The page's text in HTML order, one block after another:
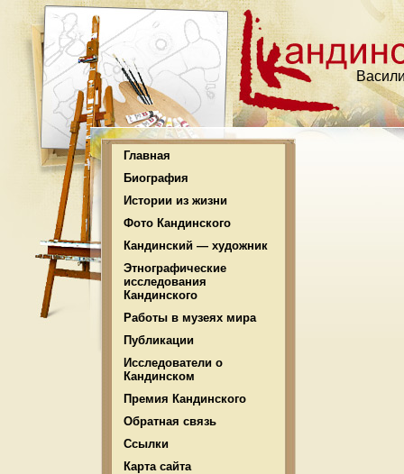
Главная
Биография
Истории из жизни
Фото Кандинского
Кандинский — художник
Этнографические
исследования
Кандинского
Работы в музеях мира
Публикации
Исследователи о
Кандинском
Премия Кандинского
Обратная связь
Ссылки
Карта сайта